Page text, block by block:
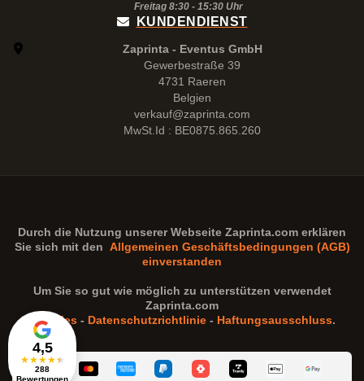
4,5
★★★★★
288
Bewertungen
Freitag 8:30 - 15:30Uhr
KUNDENDIENST
Zaprinta - Eventus GmbH
Gewerbestraße 39
4731 Raeren
Belgien
verkauf@zaprinta.com
MwSt.Id : BE0875.865.260
Durch die Nutzung unserer Webseite Zaprinta.com erklären
Sie sich mit den Allgemeinen Geschäftsbedingungen (AGB)
einverstanden
Um Sie so gut wie möglich zu unterstützen verwendet
Zaprinta.com
Cookies - Datenschutzrichtlinie - Haftungsausschluss.